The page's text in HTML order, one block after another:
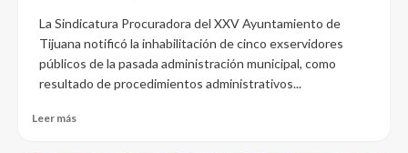
La Sindicatura Procuradora del XXV Ayuntamiento de
Tijuana notificó la inhabilitación de cinco exservidores
públicos de la pasada administración municipal, como
resultado de procedimientos administrativos...
Leer más